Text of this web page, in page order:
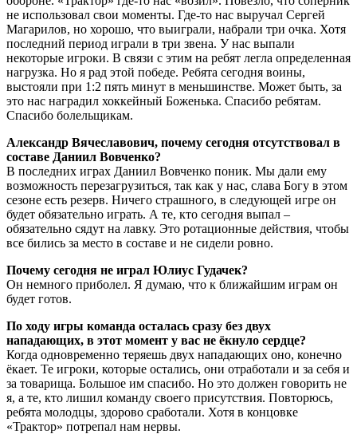
не использовал свои моменты. Где-то нас выручал Сергей
Магарилов, но хорошо, что выиграли, набрали три очка. Хотя
последний период играли в три звена. У нас выпали
некоторые игроки. В связи с этим на ребят легла определенная
нагрузка. Но я рад этой победе. Ребята сегодня воины,
выстояли при 1:2 пять минут в меньшинстве. Может быть, за
это нас наградил хоккейный Боженька. Спасибо ребятам.
Спасибо болельщикам.
Александр Вячеславович, почему сегодня отсутствовал в
составе Даниил Вовченко?
В последних играх Даниил Вовченко поник. Мы дали ему
возможность перезагрузиться, так как у нас, слава Богу в этом
сезоне есть резерв. Ничего страшного, в следующей игре он
будет обязательно играть. А те, кто сегодня выпал –
обязательно сядут на лавку. Это ротационные действия, чтобы
все бились за место в составе и не сидели ровно.
Почему сегодня не играл Юлиус Гудачек?
Он немного приболел. Я думаю, что к ближайшим играм он
будет готов.
По ходу игры команда осталась сразу без двух
нападающих, в этот момент у вас не ёкнуло сердце?
Когда одновременно теряешь двух нападающих оно, конечно
ёкает. Те игроки, которые остались, они отработали и за себя и
за товарища. Большое им спасибо. Но это должен говорить не
я, а те, кто лишил команду своего присутствия. Повторюсь,
ребята молодцы, здорово сработали. Хотя в концовке
«Трактор» потрепал нам нервы.